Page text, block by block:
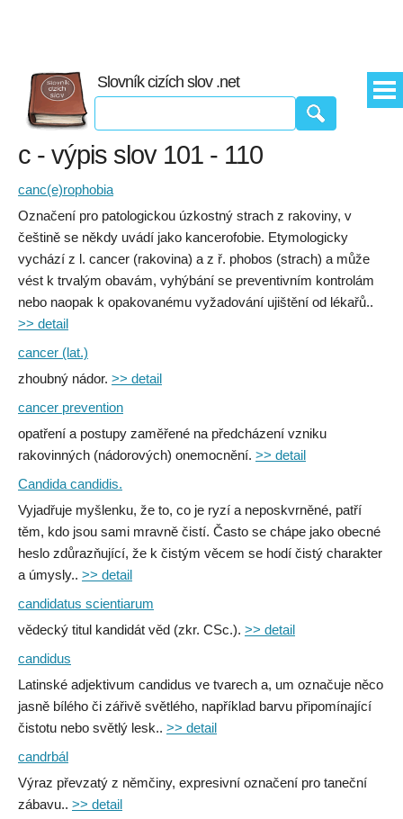
Slovník cizích slov .net
c - výpis slov 101 - 110
canc(e)rophobia
Označení pro patologickou úzkostný strach z rakoviny, v
češtině se někdy uvádí jako kancerofobie. Etymologicky
vychází z l. cancer (rakovina) a z ř. phobos (strach) a může
vést k trvalým obavám, vyhýbání se preventivním kontrolám
nebo naopak k opakovanému vyžadování ujištění od lékařů..
>> detail
cancer (lat.)
zhoubný nádor. >> detail
cancer prevention
opatření a postupy zaměřené na předcházení vzniku
rakovinných (nádorových) onemocnění. >> detail
Candida candidis.
Vyjadřuje myšlenku, že to, co je ryzí a neposkvrněné, patří
těm, kdo jsou sami mravně čistí. Často se chápe jako obecné
heslo zdůrazňující, že k čistým věcem se hodí čistý charakter
a úmysly.. >> detail
candidatus scientiarum
vědecký titul kandidát věd (zkr. CSc.). >> detail
candidus
Latinské adjektivum candidus ve tvarech a, um označuje něco
jasně bílého či zářivě světlého, například barvu připomínající
čistotu nebo světlý lesk.. >> detail
candrbál
Výraz převzatý z němčiny, expresivní označení pro taneční
zábavu.. >> detail